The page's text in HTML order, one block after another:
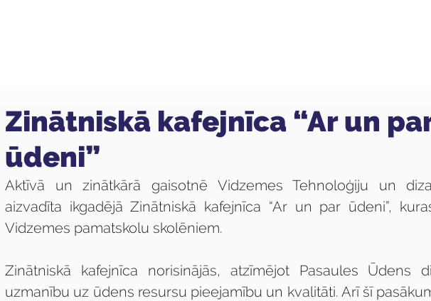
Zinātniskā kafejnīca “Ar un
ūdeni”
Aktīvā un zinātkārā gaisotnē Vidzemes Tehnoloģiju un
aizvadīta ikgadējā Zinātniskā kafejnīca “Ar un par ūdeni”,
Vidzemes pamatskolu skolēniem.
Zinātniskā kafejnīca norisinājās, atzīmējot Pasaules Ūdens
uzmanību uz ūdens resursu pieejamību un kvalitāti. Arī šī